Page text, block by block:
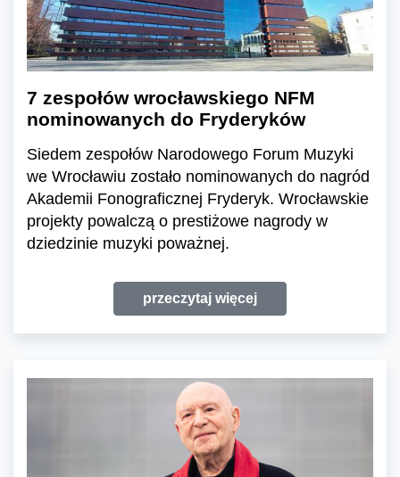
7 zespołów wrocławskiego NFM
nominowanych do Fryderyków
Siedem zespołów Narodowego Forum Muzyki
we Wrocławiu zostało nominowanych do nagród
Akademii Fonograficznej Fryderyk. Wrocławskie
projekty powalczą o prestiżowe nagrody w
dziedzinie muzyki poważnej.
przeczytaj więcej